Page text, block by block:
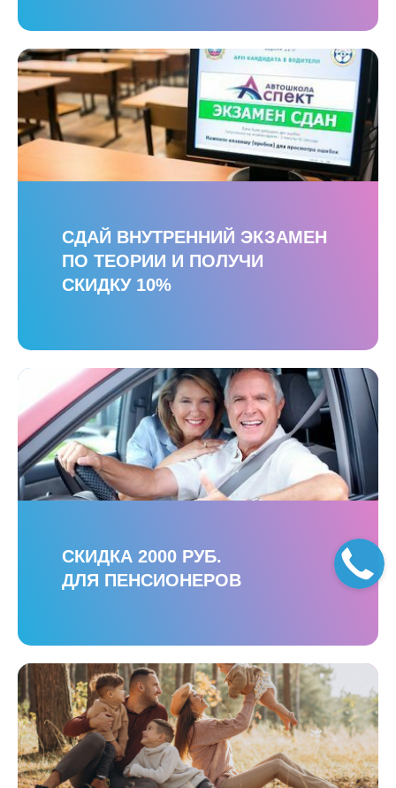
СДАЙ ВНУТРЕННИЙ ЭКЗАМЕН
ПО ТЕОРИИ И ПОЛУЧИ
СКИДКУ 10%
СКИДКА 2000 РУБ.
ДЛЯ ПЕНСИОНЕРОВ